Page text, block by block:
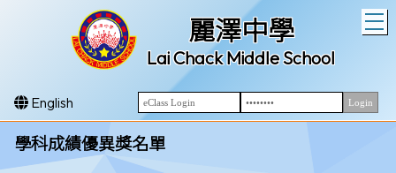
麗澤中學
Lai Chack Middle School
English
學科成績優異獎名單